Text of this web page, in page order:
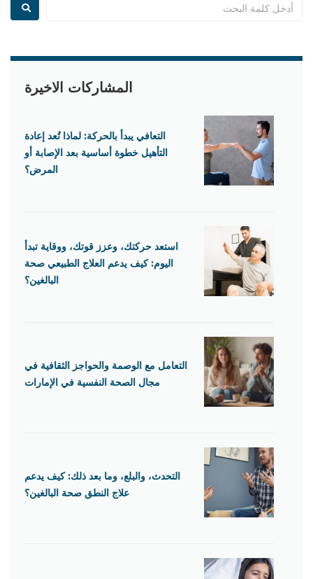
المشاركات الاخيرة
التعافي يبدأ بالحركة: لماذا تُعد إعادة
التأهيل خطوة أساسية بعد الإصابة أو
المرض؟
استعد حركتك، وعزز قوتك، ووقاية تبدأ
اليوم: كيف يدعم العلاج الطبيعي صحة
البالغين؟
التعامل مع الوصمة والحواجز الثقافية في
مجال الصحة النفسية في الإمارات
التحدث، والبلع، وما بعد ذلك: كيف يدعم
علاج النطق صحة البالغين؟